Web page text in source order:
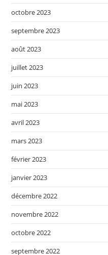
octobre 2023
septembre 2023
août 2023
juillet 2023
juin 2023
mai 2023
avril 2023
mars 2023
février 2023
janvier 2023
décembre 2022
novembre 2022
octobre 2022
septembre 2022